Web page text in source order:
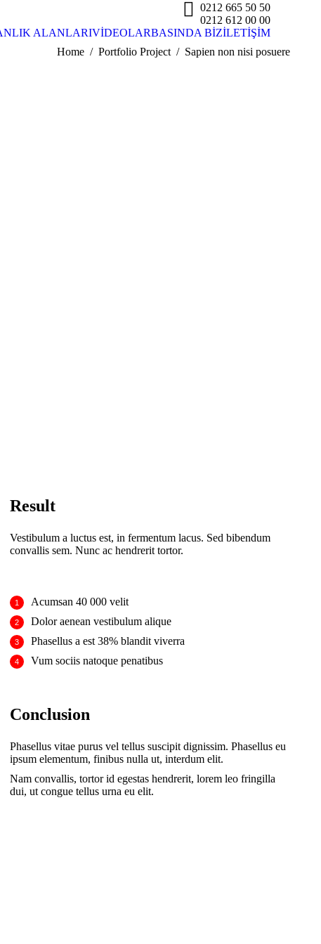
0212 665 50 50
0212 612 00 00
ALANLARIVİDEOLARBASINDA BİZİLETİŞİM
Home Portfolio Project Sapien non nisi posuere
Result
Vestibulum a luctus est, in fermentum lacus. Sed bibendum
convallis sem. Nunc ac hendrerit tortor.
Acumsan 40 000 velit
Dolor aenean vestibulum alique
Phasellus a est 38% blandit viverra
Vum sociis natoque penatibus
Conclusion
Phasellus vitae purus vel tellus suscipit dignissim. Phasellus eu
ipsum elementum, finibus nulla ut, interdum elit.
Nam convallis, tortor id egestas hendrerit, lorem leo fringilla
dui, ut congue tellus urna eu elit.